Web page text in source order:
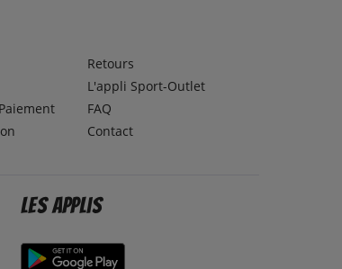
Retours
L'appli Sport-Outlet
FAQ
Contact
Les applis